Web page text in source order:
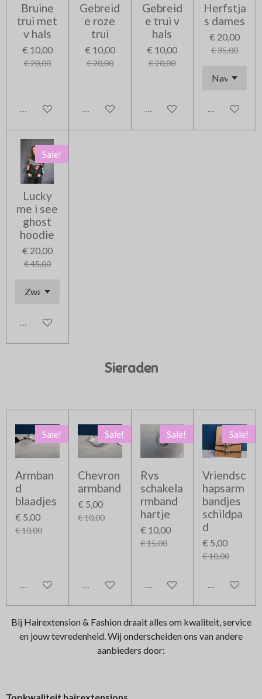
Bruine
trui met
v hals
€ 10,00
€ 20,00
In winkelwagen
Gebreid
e roze
trui
€ 10,00
€ 20,00
In winkelwagen
Gebreid
e trui v
hals
€ 10,00
€ 20,00
In winkelwagen
Herfstja
s dames
€ 20,00
€ 35,00
In
Sale!
Lucky
me i see
ghost
hoodie
€ 20,00
€ 45,00
In winkelwagen
Sieraden
Sale!
Armban
d
blaadjes
€ 5,00
€ 10,00
In winkelwagen
Sale!
Chevron
armband
€ 5,00
€ 10,00
In winkelwagen
Sale!
Rvs
schakela
rmband
hartje
€ 10,00
€ 15,00
In winkelwagen
Sale!
Vriendsc
hapsarm
bandjes
schildpa
d
€ 5,00
€ 10,00
In
Bij Hairextension & Fashion draait alles om kwaliteit, service
en jouw tevredenheid. Wij onderscheiden ons van andere
aanbieders door: